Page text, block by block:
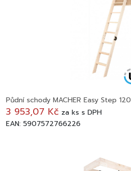
Půdní schody MACHER Easy Step
3 953,07 Kč za ks s DPH
EAN: 5907572766226